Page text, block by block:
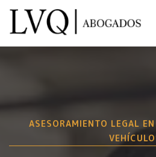
ASESORAMIENTO LEGAL